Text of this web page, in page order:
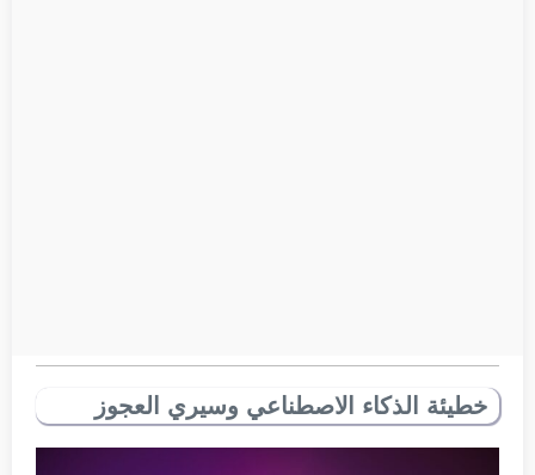
خطيئة الذكاء الاصطناعي وسيري العجوز